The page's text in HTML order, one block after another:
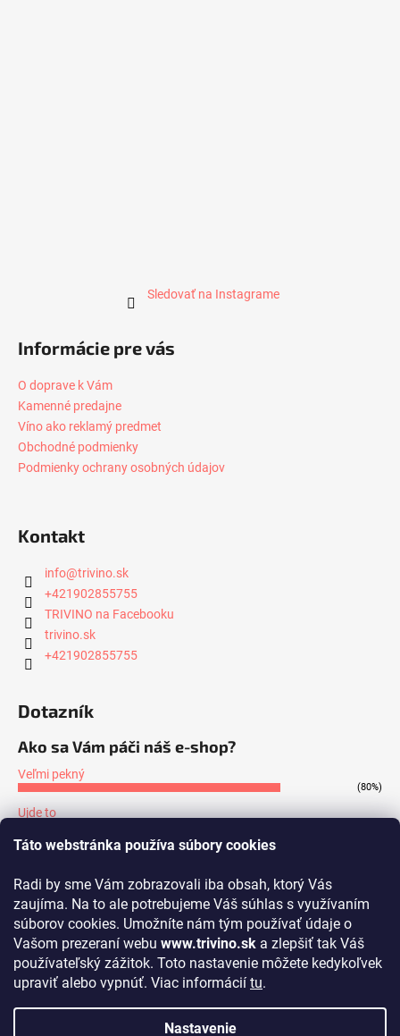
Táto webstránka používa súbory cookies
Radi by sme Vám zobrazovali iba obsah, ktorý Vás
zaujíma. Na to ale potrebujeme Váš súhlas s využívaním
súborov cookies. Umožníte nám tým používať údaje o
Vašom prezeraní webu www.trivino.sk a zlepšiť tak Váš
používateľský zážitok. Toto nastavenie môžete kedykoľvek
upraviť alebo vypnúť. Viac informácií tu.
Nastavenie
Sledovať na Instagrame
Informácie pre vás
O doprave k Vám
Kamenné predajne
Víno ako reklamý predmet
Obchodné podmienky
Podmienky ochrany osobných údajov
Kontakt
info@trivino.sk
+421902855755
TRIVINO na Facebooku
trivino.sk
+421902855755
Dotazník
Ako sa Vám páči náš e-shop?
Veľmi pekný
(80%)
Ujde to
Nepáči sa mi
Počet hlasov: 171
Prijímame online platby